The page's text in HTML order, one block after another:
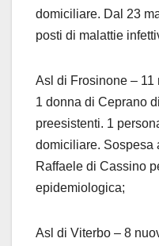
domiciliare. Dal 23
posti di malattie
Asl di Frosinone –
1 donna di Ceprano
preesistenti. 1
domiciliare. Sospesa
Raffaele di Cassino
epidemiologica;
Asl di Viterbo – 8